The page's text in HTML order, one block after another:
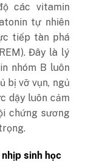
các vitamin
tự nhiên
tiếp tàn phá
Đây là lý
nhóm B luôn
bị vỡ vụn, ngủ
dậy luôn cảm
chứng sương
sinh học